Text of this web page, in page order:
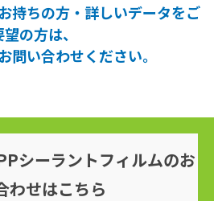
持ちの方・詳しいデータをご
望の方は、
問い合わせください。
シーラントフィルムのお
わせはこちら